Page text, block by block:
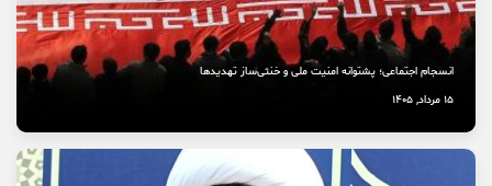
انسجام اجتماعی؛ پشتوانه امنیت ملی و خنثی‌ساز تهدیدها
15 مرداد, 1405